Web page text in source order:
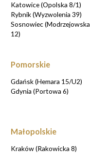
Katowice (Opolska 8/1)
Rybnik (Wyzwolenia 39)
Sosnowiec (Modrzejowska
12)
Pomorskie
Gdańsk (Hemara 15/U2)
Gdynia (Portowa 6)
Małopolskie
Kraków (Rakowicka 8)